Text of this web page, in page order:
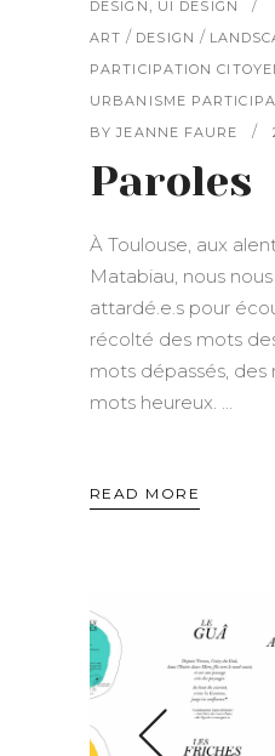
DESIGN , UI DESIGN
ART / DESIGN /
PARTICIPATION
URBANISME
BYJEANNE FAURE
Paroles
À Toulouse, aux
Matabiau, nous
attardé.e.s pour
récolté des mots
mots dépassés, des
mots heureux.
READ MORE